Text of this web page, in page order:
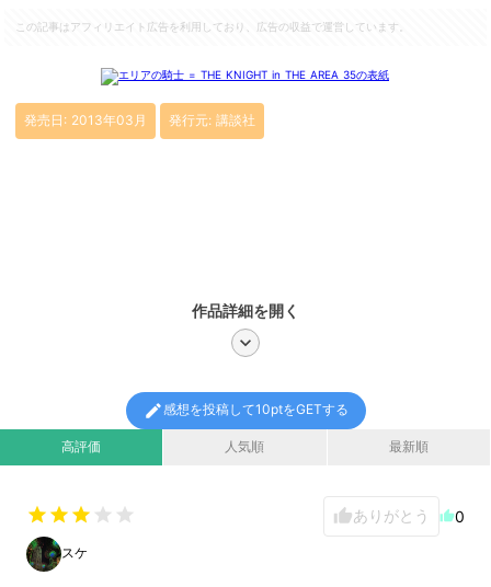
この記事はアフィリエイト広告を利用しており、広告の収益で運営しています。
作品詳細を開く
chevron_right
発売日: 2013年03月 発行元: 講談社
高評価 人気順 最新順
edit感想を投稿して10ptをGETする
star star star star star thumb_upありがとう thumb_up0
スケ